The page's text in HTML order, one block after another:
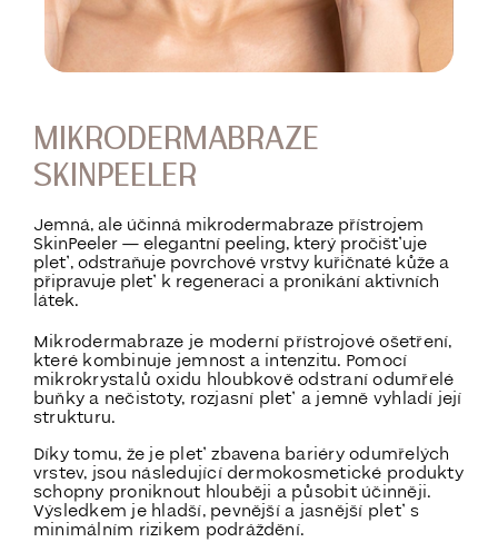
MIKRODERMABRAZE
SKINPEELER
Jemná, ale účinná mikrodermabraze přístrojem
SkinPeeler — elegantní peeling, který pročišťuje
pleť, odstraňuje povrchové vrstvy kuřičnaté kůže a
připravuje pleť k regeneraci a pronikání aktivních
látek.
Mikrodermabraze je moderní přístrojové ošetření,
které kombinuje jemnost a intenzitu. Pomocí
mikrokrystalů oxidu hloubkově odstraní odumřelé
buňky a nečistoty, rozjasní pleť a jemně vyhladí její
strukturu.
Díky tomu, že je pleť zbavena bariéry odumřelých
vrstev, jsou následující dermokosmetické produkty
schopny proniknout hlouběji a působit účinněji.
Výsledkem je hladší, pevnější a jasnější pleť s
minimálním rizikem podráždění.